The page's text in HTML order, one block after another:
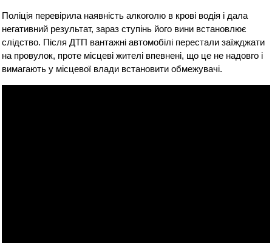
Поліція перевірила наявність алкоголю в крові водія і дала
негативний результат, зараз ступінь його вини встановлює
слідство. Після ДТП вантажні автомобілі перестали заїжджати
на провулок, проте місцеві жителі впевнені, що це не надовго і
вимагають у місцевої влади встановити обмежувачі.